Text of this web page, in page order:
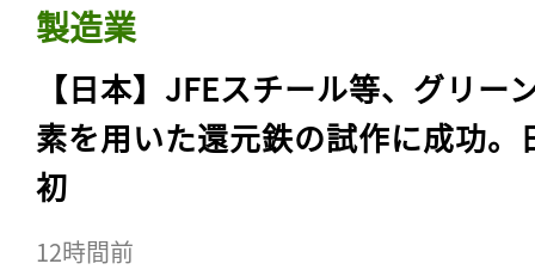
製造業
【日本】JFEスチール等、グリー
素を用いた還元鉄の試作に成功。
初
12時間前